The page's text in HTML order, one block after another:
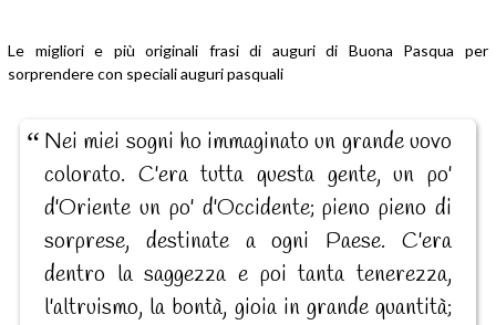
Le migliori e più originali frasi di auguri di Buona Pasqua per
sorprendere con speciali auguri pasquali
Nei miei sogni ho immaginato un grande uovo
colorato. C'era tutta questa gente, un po'
d'Oriente un po' d'Occidente; pieno pieno di
sorprese, destinate a ogni Paese. C'era
dentro la saggezza e poi tanta tenerezza,
l'altruismo, la bontà, gioia in grande quantità;